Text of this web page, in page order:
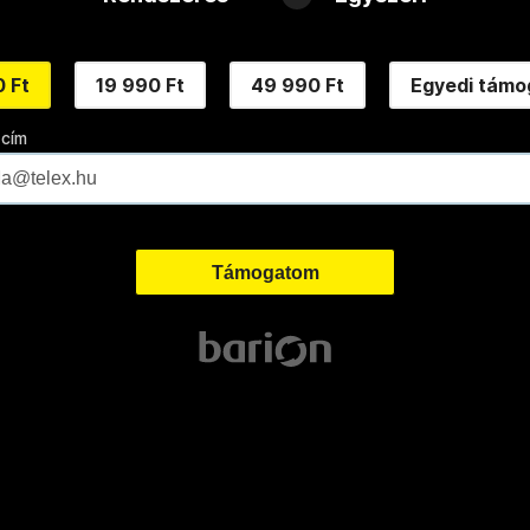
Ft 19 990 Ft 49 990 Ft Egyedi